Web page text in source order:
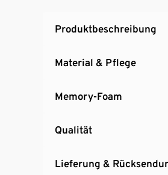
Produktbeschreibung
Material & Pflege
Memory-Foam
Qualität
Lieferung &